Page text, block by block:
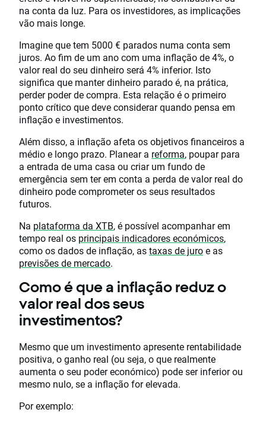
na conta da luz. Para os investidores, as implicações
vão mais longe.
Imagine que tem 5000 € parados numa conta sem
juros. Ao fim de um ano com uma inflação de 4%, o
valor real do seu dinheiro será 4% inferior. Isto
significa que manter dinheiro parado é, na prática,
perder poder de compra. Esta relação é o primeiro
ponto crítico que deve considerar quando pensa em
inflação e investimentos.
Além disso, a inflação afeta os objetivos financeiros a
médio e longo prazo. Planear a reforma, poupar para
a entrada de uma casa ou criar um fundo de
emergência sem ter em conta a perda de valor real do
dinheiro pode comprometer os seus resultados
futuros.
Na plataforma da XTB, é possível acompanhar em
tempo real os principais indicadores económicos,
como os dados de inflação, astaxas de juroe as
previsões de mercado.
Como é que a inflação reduz o
valor real dos seus
investimentos?
Mesmo que um investimento apresente rentabilidade
positiva, o ganho real (ou seja, o que realmente
aumenta o seu poder económico) pode ser inferior ou
mesmo nulo, se a inflação for elevada.
Por exemplo: